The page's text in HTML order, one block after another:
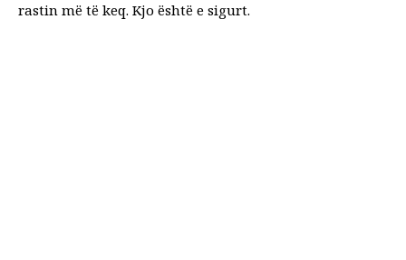
rastin më të keq. Kjo është e sigurt.